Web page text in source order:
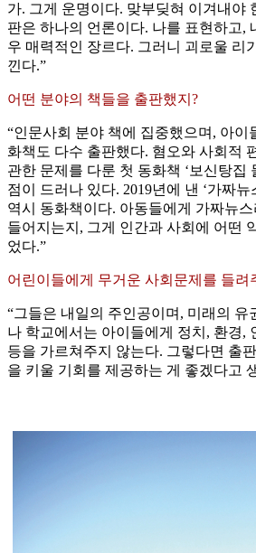
가. 그게 운명이다. 맞부딪혀 이겨내야
판은 하나의 언론이다. 나를 표현하고,
우 매력적인 장르다. 그러니 괴로울 리
낀다.”
어떤 분야의 책들을 출판했지?
“인문사회 분야 책에 집중했으며, 아이
화책도 다수 출판했다. 혐오와 사회적
관한 문제를 다룬 첫 동화책 ‘보신탕집
점이 드러나 있다. 2019년에 낸 ‘가짜
역시 동화책이다. 아동들에게 가짜뉴
들어지는지, 그게 인간과 사회에 어떤
었다.”
어린이들에게 무거운 사회문제를 들려
“그들은 내일의 주인공이며, 미래의 유
나 학교에서는 아이들에게 정치, 환경,
등을 가르쳐주지 않는다. 그렇다면 출
을 키울 기회를 제공하는 게 좋겠다고